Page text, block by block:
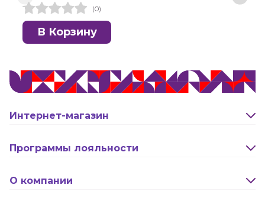
(0)
В Корзину
Интернет-магазин
Программы лояльности
О компании